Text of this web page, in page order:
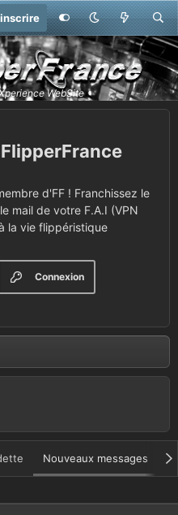
FlipperFrance
d'FF ! Franchissez le
mail de votre F.A.I (VPN
la vie flippéristique
Connexion
Nouveaux messages